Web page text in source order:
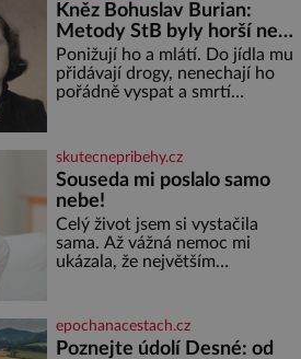
Kněz Bohuslav Burian:
Metody StB byly horší než
gestapácké trýznění
Ponižují ho a mlátí. Do jídla mu
přidávají drogy, nenechají ho
pořádně vyspat a smrtí
estébákům podepíše všechno,
co po něm chtějí. Svým
podpisem jim potvrdí také to, že
na něj během výslechů nikdo
nevyvíjel fyzický ani psychický
nátlak. Syn brněnského řezníka
chce být knězem a
skutecnepribehy.cz
Souseda mi poslalo samo
nebe!
Celý život jsem si vystačila
sama. Až vážná nemoc mi
ukázala, že největším
ochotný podat pomocnou ruku.
Vždycky jsem byla spíš
samotářka. Nepotřebovala jsem
epochanacestach.cz
Poznejte údolí Desné: od